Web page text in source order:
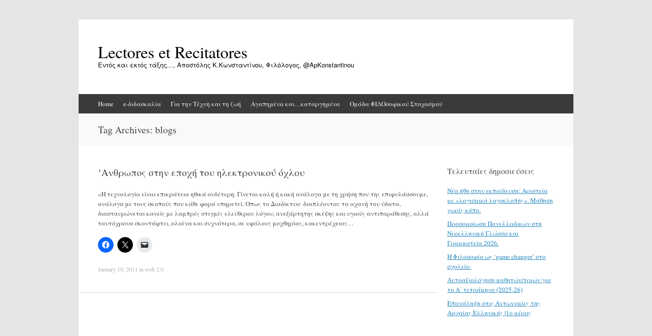
Lectores et Recitatores
Εντός και εκτός τάξης…, Αποστόλης Κ.Κωνσταντίνου, Φιλόλογος, @ApKonstantinou
to
Home e-διδασκαλία Για την Τέχνη και τη ζωή Αγαπημένα και…καταργημένα Ομάδα ΦΙΛΟσοφικού Στοχασμού
Tag Archives: blogs
‘Ανθρωπος στην εποχή του ηλεκτρονικού όχλου
«Η τεχνολογία είναι επικράτεια ηθικά ουδέτερη. Γίνεται καλή ή κακή ανάλογα με τη χρήση που της επιφυλάσσουμε,
ανάλογα με τους σκοπούς που κάθε φορά υπηρετεί. Οπως το Διαδίκτυο: διαπλέοντας τα αχανή του ύδατα,
διασταυρώνεται κανείς με λαμπρές στιγμές ελεύθερου λόγου, ανεξάρτητης σκέψης και υγιούς αντιπαράθεσης, αλλά
ταυτόχρονα σκοντάφτει, ολοένα και συχνότερα, σε υφάλους μοχθηρίας, κακεντρέχειας…
January 10, 2011 in web 2.0
Τελευταίες δημοσιεύσεις
Νέα ήθη στην εκπαίδευση: Αριστεία
με «λογισμικό λογοκλοπής». Μάθηση
χωρίς κόπο.
Προσομοίωση Πανελλαδικών στη
Νεοελληνική Γλώσσα και
Γραμματεία 2026.
H Φιλοσοφία ως ‘game changer’ στο
σχολείο.
Αυτοαξιολόγηση μαθητών/τριών για
το Α΄ τετράμηνο (2025-26)
Επανάληψη στις Αντωνυμίες της
Αρχαίας Ελληνικής |1ο μέρος